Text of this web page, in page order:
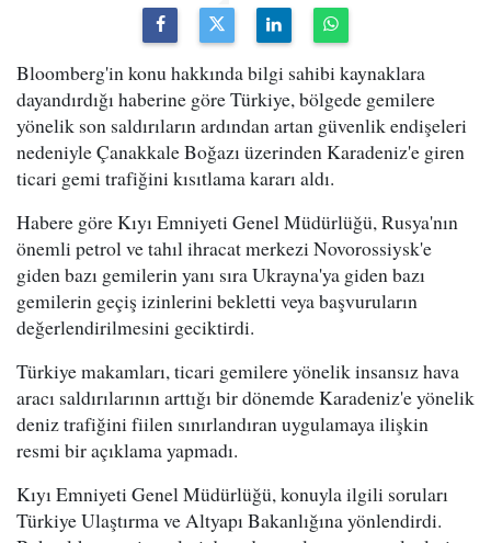
Bloomberg'in konu hakkında bilgi sahibi kaynaklara
dayandırdığı haberine göre Türkiye, bölgede gemilere
yönelik son saldırıların ardından artan güvenlik endişeleri
nedeniyle Çanakkale Boğazı üzerinden Karadeniz'e giren
ticari gemi trafiğini kısıtlama kararı aldı.
Habere göre Kıyı Emniyeti Genel Müdürlüğü, Rusya'nın
önemli petrol ve tahıl ihracat merkezi Novorossiysk'e
giden bazı gemilerin yanı sıra Ukrayna'ya giden bazı
gemilerin geçiş izinlerini bekletti veya başvuruların
değerlendirilmesini geciktirdi.
Türkiye makamları, ticari gemilere yönelik insansız hava
aracı saldırılarının arttığı bir dönemde Karadeniz'e yönelik
deniz trafiğini fiilen sınırlandıran uygulamaya ilişkin
resmi bir açıklama yapmadı.
Kıyı Emniyeti Genel Müdürlüğü, konuyla ilgili soruları
Türkiye Ulaştırma ve Altyapı Bakanlığına yönlendirdi.